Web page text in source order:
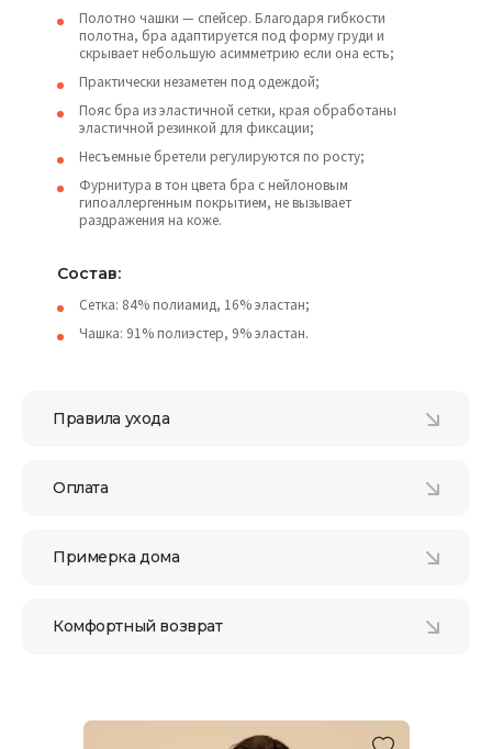
Полотно чашки — спейсер. Благодаря гибкости
полотна, бра адаптируется под форму груди и
скрывает небольшую асимметрию если она есть;
Практически незаметен под одеждой;
Пояс бра из эластичной сетки, края обработаны
эластичной резинкой для фиксации;
Несъемные бретели регулируются по росту;
Фурнитура в тон цвета бра с нейлоновым
гипоаллергенным покрытием, не вызывает
раздражения на коже.
Состав:
Сетка: 84% полиамид, 16% эластан;
Чашка: 91% полиэстер, 9% эластан.
Правила ухода
Оплата
Примерка дома
Комфортный возврат